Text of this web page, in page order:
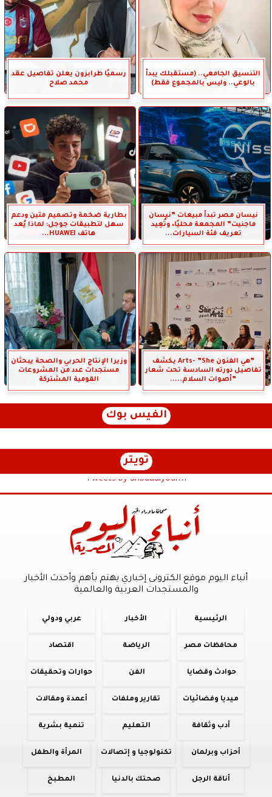
التنسيق الجامعي.. (مستقبلك يبدأ
بالوعي.. وليس بالمجموع فقط)
رسميًا طرابزون يعلن تفاصيل عقد
محمد صلاح
نيسان مصر تبدأ مبيعات ”نيسان
ماجنيت” المجمعة محليًا، وتُعِيد
تعريف فئة السيارات...
بطارية ضخمة وتصميم متين ودعم
سهل لتطبيقات جوجل: لماذا يُعد
هاتف HUAWEI...
”هي الفنون Arts- ”She يكشف
تفاصيل دورته السادسة تحت شعار
”أصوات السلام.....
وزيرا الإنتاج الحربي والصحة يبحثان
مستجدات عدد من المشروعات
القومية المشتركة
الفيس بوك
تويتر
Tweets by anbaaalyoum1
أنباء اليوم موقع الكترونى إخباري يهتم بأهم وأحدث الأخبار
والمستجدات العربية والعالمية
الرئيسية الأخبار عربي ودولي
محافظات مصر الرياضة اقتصاد
حوادث وقضايا الفن حوارات وتحقيقات
ميديا وفضائيات تقارير وملفات أعمدة ومقالات
أدب وثقافة التعليم تنمية بشرية
أحزاب وبرلمان تكنولوجيا و إتصالات المرأة والطفل
أناقة الرجل صحتك بالدنيا المطبخ